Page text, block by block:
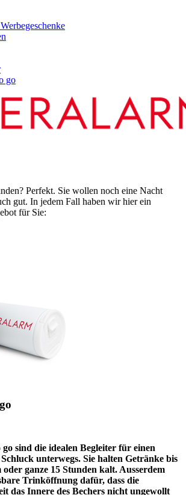
go
Perfekt. Sie wollen noch eine Nacht
gut. In jedem Fall haben wir hier ein
für Sie:
sind die idealen Begleiter für einen
unterwegs. Sie halten Getränke bis
ganze 15 Stunden kalt. Ausserdem
Trinköffnung dafür, dass die
das Innere des Bechers nicht ungewollt